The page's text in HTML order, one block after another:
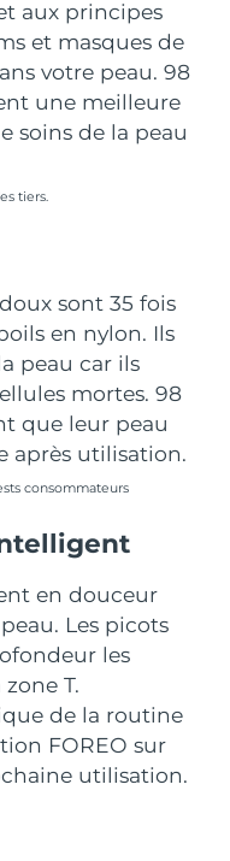
aux principes
et masques de
votre peau. 98
une meilleure
soins de la peau
tiers.
sont 35 fois
en nylon. Ils
peau car ils
mortes. 98
que leur peau
après utilisation.
consommateurs
en douceur
Les picots
les
T.
de la routine
FOREO sur
utilisation.
estimée16.08.26